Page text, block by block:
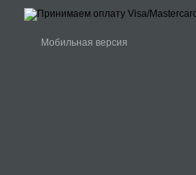
Мобильная версия